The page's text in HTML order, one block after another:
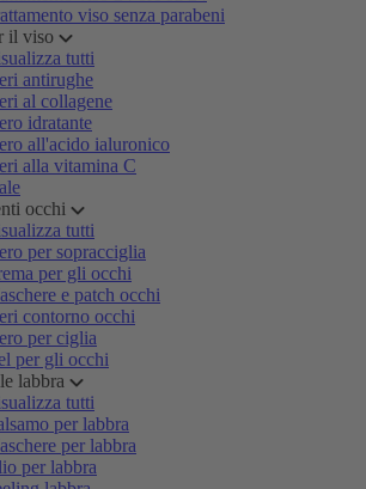
viso senza parabeni
il viso
tutti
antirughe
al collagene
idratante
all'acido ialuronico
alla vitamina C
occhi
tutti
per sopracciglia
per gli occhi
e patch occhi
contorno occhi
per ciglia
per gli occhi
labbra
tutti
per labbra
per labbra
per labbra